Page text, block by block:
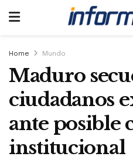
Home Mundo
Maduro
ciudadanos
ante posible
institucional